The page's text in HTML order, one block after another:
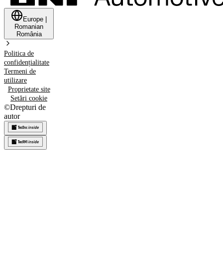
Europe
Romanian
România
Politica de
confidențialitate
Termeni de
utilizare
Proprietate site
Setări cookie
©Drepturi de
autor